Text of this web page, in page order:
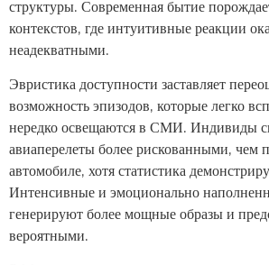
структуры. Современная бытие
контекстов, где интуитивные реакции
неадекватными.
Эвристика доступности заставляет
возможность эпизодов, которые легко
нередко освещаются в СМИ. Индивиды
авиаперелеты более рискованными, чем
автомобиле, хотя статистика
Интенсивные и эмоционально
генерируют более мощные образы и
вероятными.